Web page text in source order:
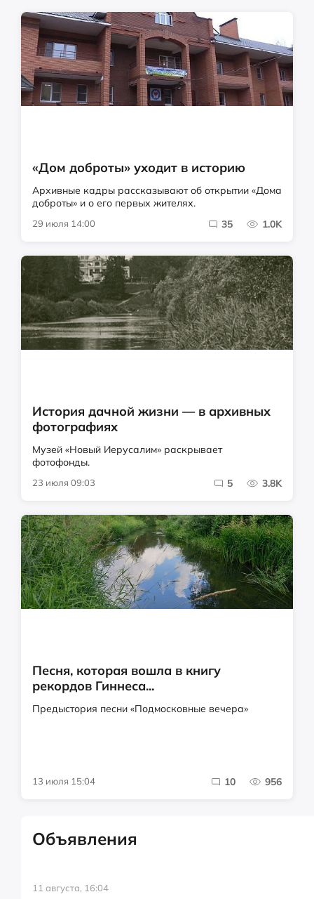
«Дом доброты» уходит в историю
Архивные кадры рассказывают об открытии «Дома
доброты» и о его первых жителях.
29 июля 14:00 35 1.0K
История дачной жизни — в архивных
фотографиях
Музей «Новый Иерусалим» раскрывает
фотофонды.
23 июля 09:03 5 3.8K
Песня, которая вошла в книгу
рекордов Гиннеса...
Предыстория песни «Подмосковные вечера»
13 июля 15:04 10 956
Объявления
11 августа, 16:04